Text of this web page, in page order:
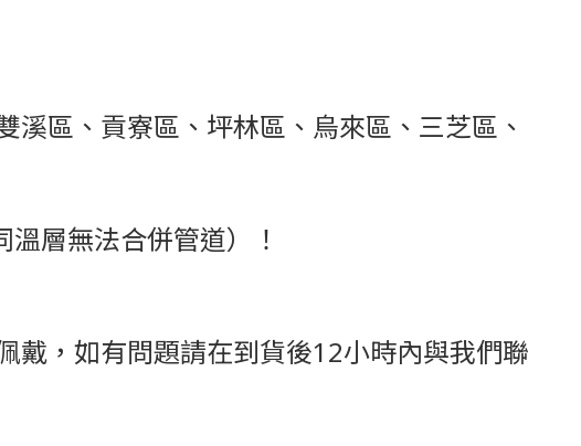
區、貢寮區、坪林區、烏來區、三芝區、
層無法合併管道）！
，如有問題請在到貨後12小時內與我們聯